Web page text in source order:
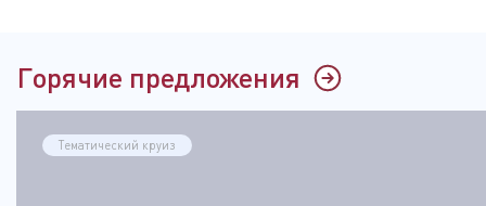
Горячие предложения
Тематический круиз